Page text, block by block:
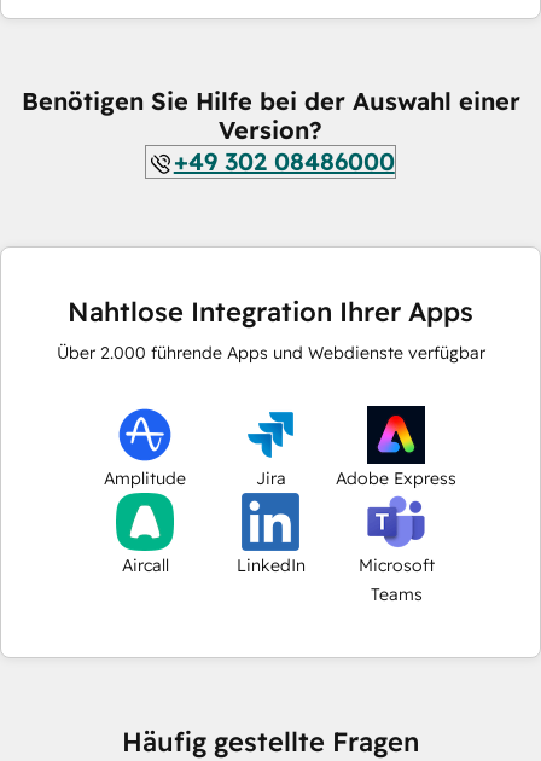
Benötigen Sie Hilfe bei der Auswahl einer
Version?
+49 302 08486000
Nahtlose Integration Ihrer Apps
Über 2.000 führende Apps und Webdienste verfügbar
Amplitude Jira Adobe Express
Aircall LinkedIn
Microsoft
Teams
Häufig gestellte Fragen